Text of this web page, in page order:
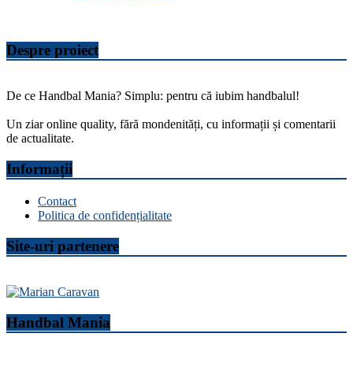
Despre proiect
De ce Handbal Mania? Simplu: pentru că iubim handbalul!
Un ziar online quality, fără mondenități, cu informații și comentarii
de actualitate.
Informații
Contact
Politica de confidențialitate
Site-uri partenere
Handbal Mania